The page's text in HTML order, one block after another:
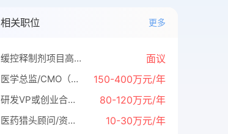
相关职位 更多
缓控释制剂项目高级研究员（5名） 面议
医学总监/CMO（全国共需8位） 150-400万元/年
研发VP或创业合伙人（集团找项目，股权+待遇+人才房+车+子女教育+政府资金） 80-120万元/年
医药猎头顾问/资深顾问 10-30万元/年